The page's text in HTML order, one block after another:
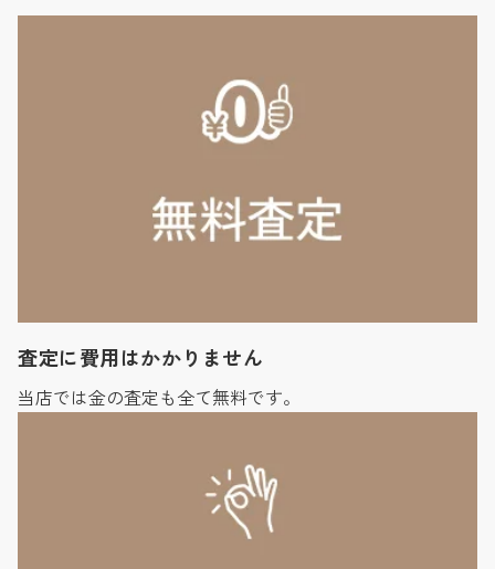
査定に費用はかかりません
当店では金の査定も全て無料です。